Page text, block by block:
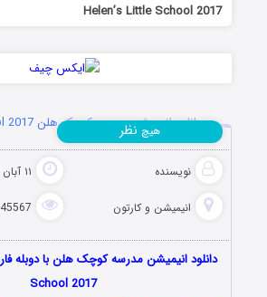
Helen’s Little School 2017
دانلود انیمیشن مدرسه کوچک هلن Helen’s Little School 2017
نویسنده ۱۱ آبان ۱۴۰۱
انیمیشن و کارتون 45567 بازدید
هیچ نظر
School 2017